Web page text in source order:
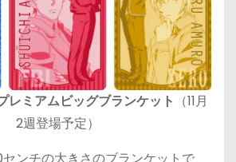
ミアムビッグブランケット （11月
2週登場予定）